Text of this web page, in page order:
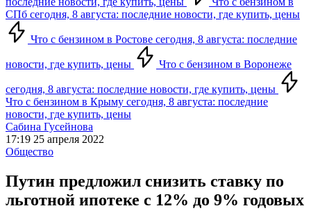
СПб сегодня, 8 августа: последние новости, где купить, цены
Что с бензином в Ростове сегодня, 8 августа: последние
новости, где купить, цены Что с бензином в Воронеже
сегодня, 8 августа: последние новости, где купить, цены
Что с бензином в Крыму сегодня, 8 августа: последние
новости, где купить, цены
Сабина Гусейнова
17:19 25 апреля 2022
Общество
Путин предложил снизить ставку по
льготной ипотеке с 12% до 9% годовых